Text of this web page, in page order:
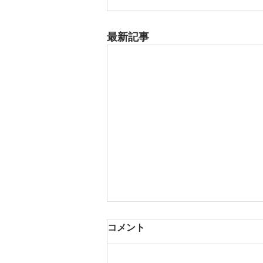
最新記事
8月17日 大府市
夏用ふとんレンタルご予約いただ
コメント